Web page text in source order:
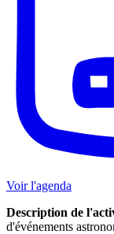
Voir l'agenda
Description de
d'événements